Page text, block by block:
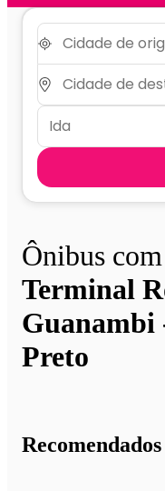
Ônibus
Terminal
Guanambi
Preto